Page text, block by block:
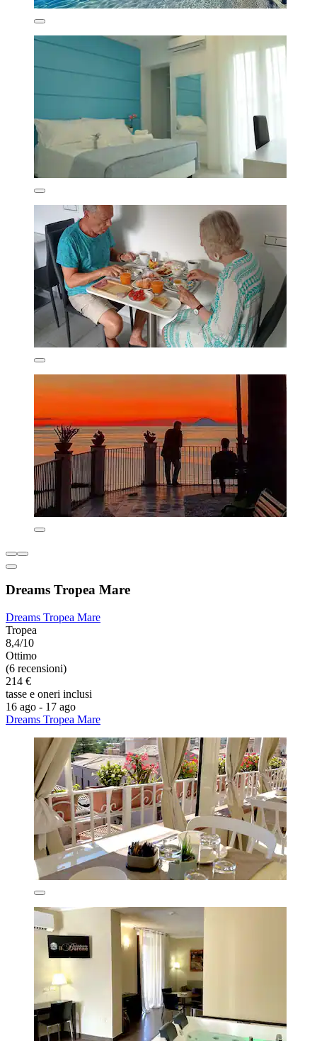
Dreams Tropea Mare
Dreams Tropea Mare
Tropea
8,4/10
Ottimo
(6 recensioni)
214 €
tasse e oneri inclusi
16 ago - 17 ago
Dreams Tropea Mare